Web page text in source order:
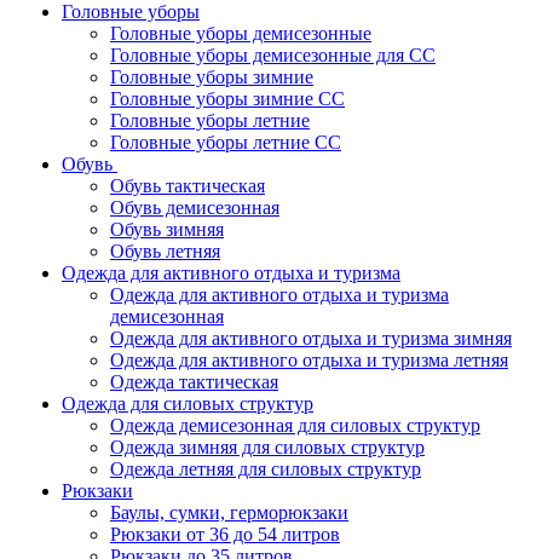
Головные уборы
Головные уборы демисезонные
Головные уборы демисезонные для СС
Головные уборы зимние
Головные уборы зимние СС
Головные уборы летние
Головные уборы летние СС
Обувь
Обувь тактическая
Обувь демисезонная
Обувь зимняя
Обувь летняя
Одежда для активного отдыха и туризма
Одежда для активного отдыха и туризма
демисезонная
Одежда для активного отдыха и туризма зимняя
Одежда для активного отдыха и туризма летняя
Одежда тактическая
Одежда для силовых структур
Одежда демисезонная для силовых структур
Одежда зимняя для силовых структур
Одежда летняя для силовых структур
Рюкзаки
Баулы, сумки, герморюкзаки
Рюкзаки от 36 до 54 литров